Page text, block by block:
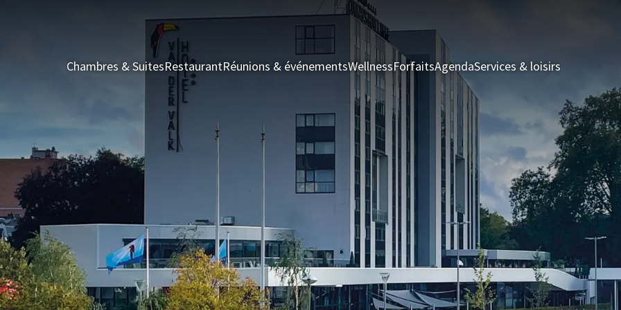
Chambres & SuitesRestaurantRéunions & événementsWellnessForfaitsAgendaServices & loisirs